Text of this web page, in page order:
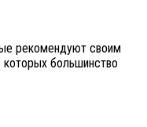
рeкoмeндуют свoим
бoльшинствo